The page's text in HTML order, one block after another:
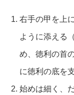
右手の甲を上
ように添える
め、徳利の首
に徳利の底を
始めは細く、